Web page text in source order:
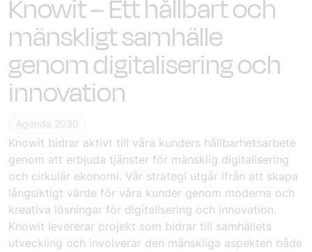
Knowit – Ett hållbart och
mänskligt samhälle
genom digitalisering och
innovation
Agenda 2030
Knowit bidrar aktivt till våra kunders hållbarhetsarbete
genom att erbjuda tjänster för mänsklig digitalisering
och cirkulär ekonomi. Vår strategi utgår ifrån att skapa
långsiktigt värde för våra kunder genom moderna och
kreativa lösningar för digitalisering och innovation.
Knowit levererar projekt som bidrar till samhällets
utveckling och involverar den mänskliga aspekten både